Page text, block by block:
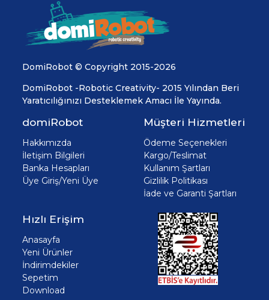
DomiRobot © Copyright 2015-2026
DomiRobot -Robotic Creativity- 2015 Yılından Beri
Yaratıcılığınızı Desteklemek Amacı İle Yayında.
domiRobot
Hakkımızda
İletişim Bilgileri
Banka Hesapları
Üye Giriş/Yeni Üye
Müşteri Hizmetleri
Ödeme Seçenekleri
Kargo/Teslimat
Kullanım Şartları
Gizlilik Politikası
İade ve Garanti Şartları
Hızlı Erişim
Anasayfa
Yeni Ürünler
İndirimdekiler
Sepetim
Download